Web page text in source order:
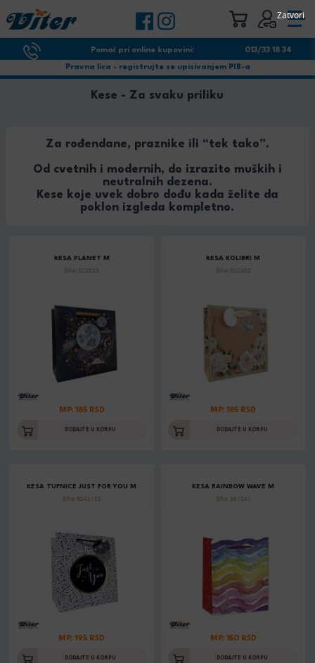
Pomoć pri online kupovini: 013/33 18 34
Pravna lica - registrujte se upisivanjem PIB-a
Kese - Za svaku priliku
Za rođendane, praznike ili “tek tako”.
Od cvetnih i modernih, do izrazito muških i
neutralnih dezena.
Kese koje uvek dobro dođu kada želite da
poklon izgleda kompletno.
KESA PLANET M
Šifra: ED2523
MP: 185 RSD
DODAJTE U KORPU
KESA KOLIBRI M
Šifra: ED2402
MP: 185 RSD
DODAJTE U KORPU
KESA TUFNICE JUST FOR YOU M
Šifra: ED42102
MP: 195 RSD
DODAJTE U KORPU
KESA RAINBOW WAVE M
Šifra: 351041
MP: 150 RSD
DODAJTE U KORPU
Zatvori